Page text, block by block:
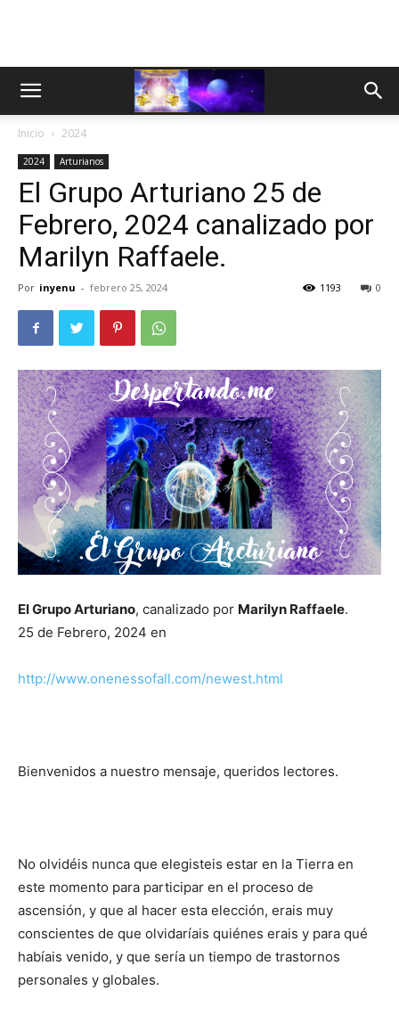
Inicio 2024
2024 Arturianos
El Grupo Arturiano 25 de
Febrero, 2024 canalizado por
Marilyn Raffaele.
Por inyenu - febrero 25, 2024 0
1193
El Grupo Arturiano, canalizado por Marilyn Raffaele.
25 de Febrero, 2024 en
http://www.onenessofall.com/newest.html
Bienvenidos a nuestro mensaje, queridos lectores.
No olvidéis nunca que elegisteis estar en la Tierra en
este momento para participar en el proceso de
ascensión, y que al hacer esta elección, erais muy
conscientes de que olvidaríais quiénes erais y para qué
habíais venido, y que sería un tiempo de trastornos
personales y globales.